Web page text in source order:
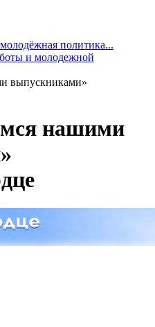
политика...
и молодежной
выпускниками»
нашими